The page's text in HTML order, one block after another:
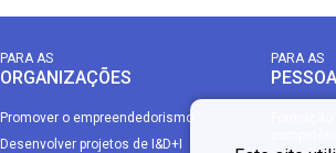
PARA AS
ORGANIZAÇÕES
Promover o empreendedorismo
Desenvolver projetos de I&D+I
PARA AS